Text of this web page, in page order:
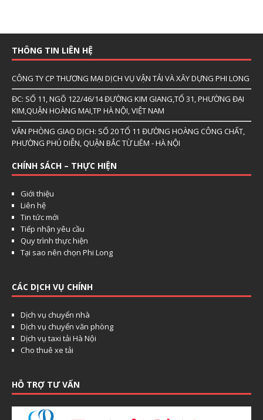
THÔNG TIN LIÊN HỆ
CÔNG TY CP THƯƠNG MẠI DỊCH VỤ VẬN TẢI VÀ XÂY DỰNG PHI LONG
ĐC: SỐ 11, NGÕ 122/46/14 ĐƯỜNG KIM GIANG,TỔ 31, PHƯỜNG ĐẠI
KIM,QUẬN HOÀNG MAI,TP HÀ NỘI, VIỆT NAM
VĂN PHÒNG GIAO DỊCH: SỐ 20 TỔ 11 ĐƯỜNG HOÀNG CÔNG CHẤT,
PHƯỜNG PHÚ DIỄN, QUẬN BẮC TỪ LIÊM - HÀ NỘI
CHÍNH SÁCH – THỰC HIỆN
Giới thiệu
Liên hệ
Tin tức mới
Tiếp nhận yêu cầu
Quy trình thực hiện
Tại sao nên chọn Phi Long
CÁC DỊCH VỤ CHÍNH
Dịch vụ chuyển nhà
Dịch vụ chuyển văn phòng
Dịch vụ taxi tải Hà Nội
Cho thuê xe tải
HỖ TRỢ TƯ VẤN